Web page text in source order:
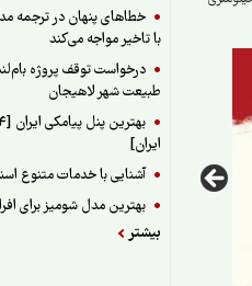
خطاهای پنهان در ترجمه
با تاخیر مواجه می‌کند
درخواست توقف پروژه
طبیعت شهر لاهیجان
ایران]
آشنایی با خدمات متنوع
بهترین مدل شومیز برای افراد چاق؛ 10
بیشتر